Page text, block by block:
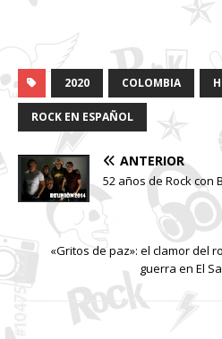
2020 COLOMBIA
ROCK EN ESPAÑOL
ANTERIOR
52 años de Rock con
«Gritos de paz»: el clamor del
guerra en El